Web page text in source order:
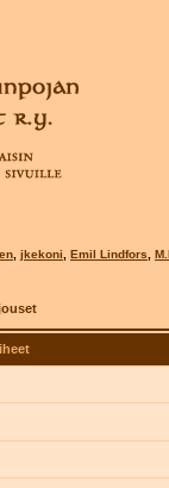
jkekoni Emil Lindfors